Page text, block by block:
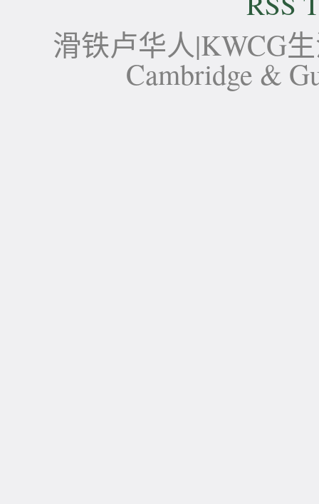
滑铁卢华人|KWCG
Cambridge &